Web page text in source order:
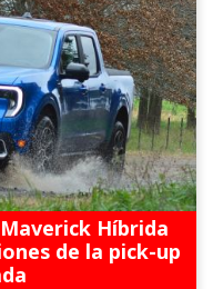
Híbrida
de la pick-up